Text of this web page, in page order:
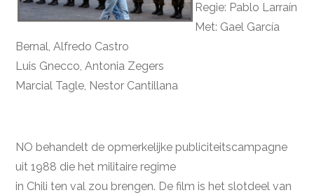
Regie: Pablo Larraín
Met: Gael García
Bernal, Alfredo Castro
Luis Gnecco, Antonia Zegers
Marcial Tagle, Nestor Cantillana
NO behandelt de opmerkelijke publiciteitscampagne
uit 1988 die het militaire regime
in Chili ten val zou brengen. De film is het slotdeel van